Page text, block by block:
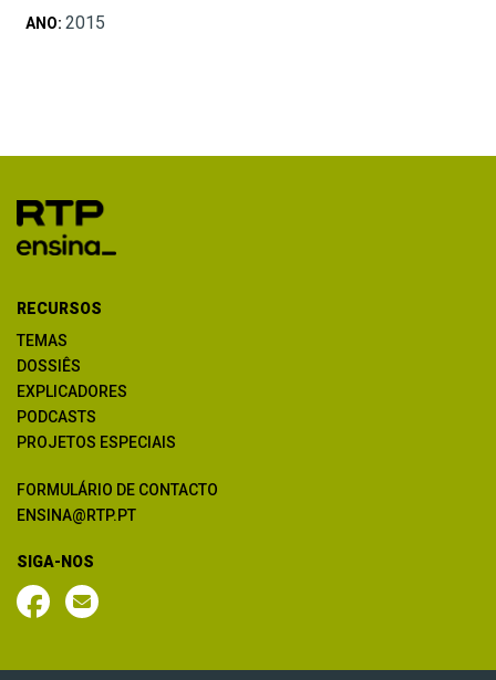
ANO: 2015
RECURSOS
TEMAS
DOSSIÊS
EXPLICADORES
PODCASTS
PROJETOS ESPECIAIS
FORMULÁRIO DE CONTACTO
ENSINA@RTP.PT
SIGA-NOS